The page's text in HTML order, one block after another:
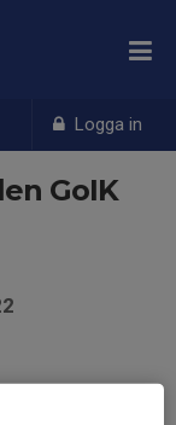
Logga in
GoIK